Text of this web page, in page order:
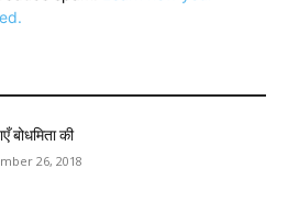
बोधमिता की
26, 2018